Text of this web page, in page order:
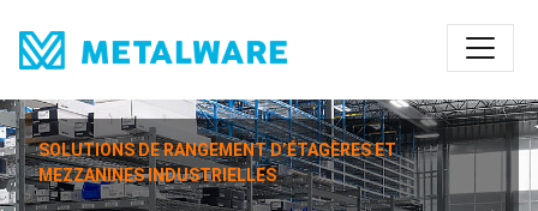
SOLUTIONS DE RANGEMENT D’ÉTAGÈRES ET
MEZZANINES INDUSTRIELLES